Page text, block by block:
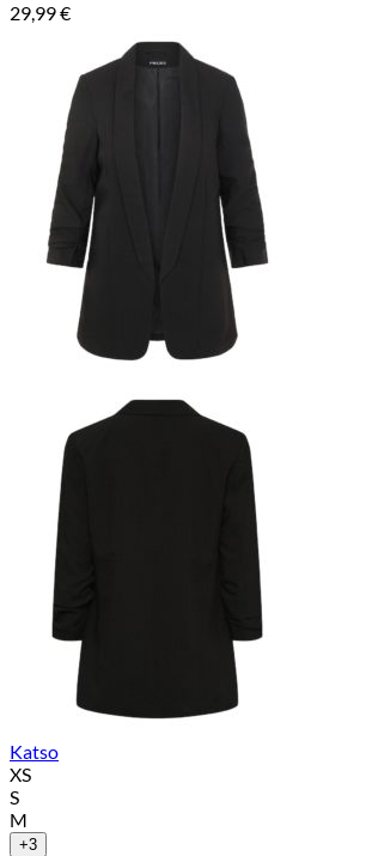
29,99€
Katso
XS
S
M
+3